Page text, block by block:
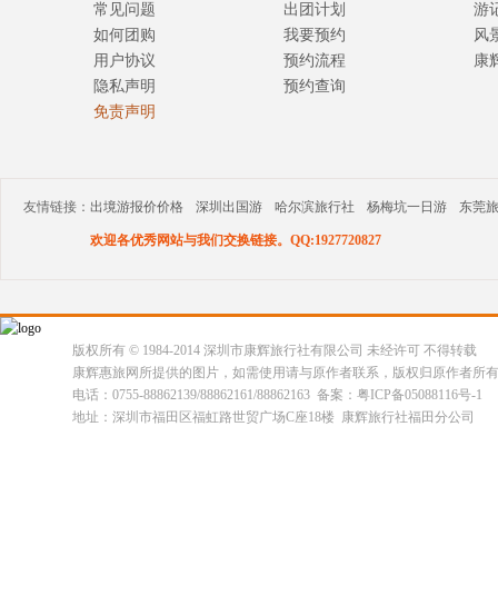
常见问题
如何团购
用户协议
隐私声明
免责声明
出团计划
我要预约
预约流程
预约查询
游
风
康
友情链接： 出境游报价价格 深圳出国游 哈尔滨旅行社 杨梅坑一日游 东莞
欢迎各优秀网站与我们交换链接。QQ:1927720827
版权所有 © 1984-2014 深圳市康辉旅行社有限公司 未经许可 不得转载
康辉惠旅网所提供的图片，如需使用请与原作者联系，版权归原作者所
电话：0755-88862139/88862161/88862163 备案：粤ICP备05088116号-1
地址：深圳市福田区福虹路世贸广场C座18楼 康辉旅行社福田分公司